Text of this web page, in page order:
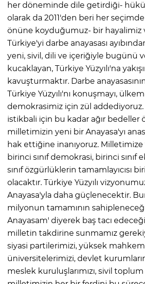
her döneminde dile getirdiği-
olarak da 2011'den beri her
önüne koyduğumuz- bir hayalimiz
Türkiye'yi darbe anayasası
yeni, sivil, dili ve içeriğiyle bugünü
kucaklayan, Türkiye Yüzyılı'na
kavuşturmaktır. Darbe
Türkiye Yüzyılı'nı konuşmayı,
demokrasimiz için zül addediyoruz.
istikbali için bu kadar ağır bedeller
milletimizin yeni bir Anayasa'yı
hak ettiğine inanıyoruz.
birinci sınıf demokrasi, birinci sınıf
sınıf özgürlüklerin tamamlayıcısı
olacaktır. Türkiye Yüzyılı
Anayasa'yla daha güçlenecektir.
milyonun tamamının
Anayasam' diyerek baş tacı
milletin takdirine sunmamız
siyasi partilerimizi, yüksek
üniversitelerimizi, devlet
meslek kuruluşlarımızı, sivil